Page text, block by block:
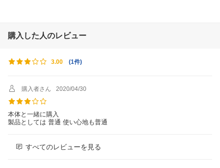
購入した人のレビュー
3.00 (1件)
購入者さん 2020/04/30
本体と一緒に購入
製品としては 普通 使い心地も普通
すべてのレビューを見る